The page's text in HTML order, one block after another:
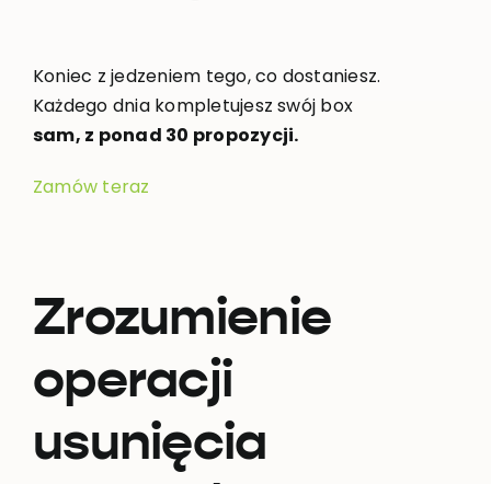
Koniec z jedzeniem tego, co dostaniesz.
Każdego dnia kompletujesz swój box
sam, z ponad 30 propozycji.
Zamów teraz
Zrozumienie
operacji
usunięcia